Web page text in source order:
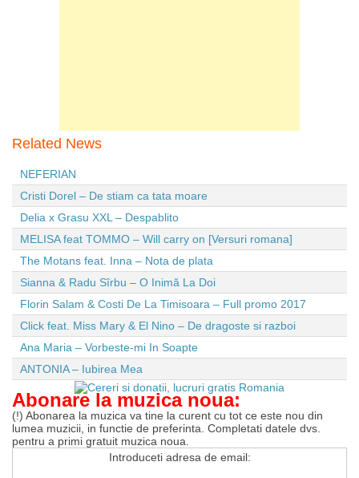
Related News
NEFERIAN
Cristi Dorel – De stiam ca tata moare
Delia x Grasu XXL – Despablito
MELISA feat TOMMO – Will carry on [Versuri romana]
The Motans feat. Inna – Nota de plata
Sianna & Radu Sîrbu – O Inimă La Doi
Florin Salam & Costi De La Timisoara – Full promo 2017
Click feat. Miss Mary & El Nino – De dragoste si razboi
Ana Maria – Vorbeste-mi In Soapte
ANTONIA – Iubirea Mea
Abonare la muzica noua:
(!) Abonarea la muzica va tine la curent cu tot ce este nou din
lumea muzicii, in functie de preferinta. Completati datele dvs.
pentru a primi gratuit muzica noua.
Introduceti adresa de email: